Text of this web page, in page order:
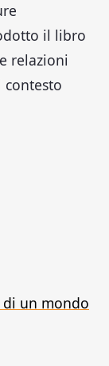
il libro
relazioni
contesto
un mondo